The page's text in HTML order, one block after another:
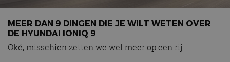
MotorRAI.nl
MEER DAN 9 DINGEN DIE JE WILT WETEN OVER
DE HYUNDAI IONIQ 9
Oké, misschien zetten we wel meer op een rij